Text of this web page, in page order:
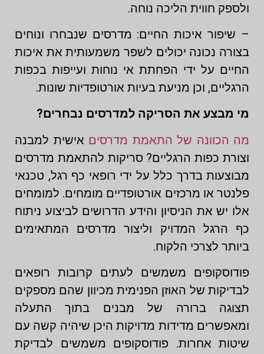
ולספק חווית הליכה נוחה.
– שיפור איכות החיים: מדרסים שנבחרו ונוחים
בצורה נכונה יכולים לשפר משמעותית את איכות
החיים על ידי הפחתת אי נוחות ועייפות בכפות
הרגליים, וכן מניעת בעיות אורטופדיות שונות.
מי מבצע את הסריקה למדרסים נבחרים?
מה הכוונה של התאמת מדרסים אישית למבנה
וצורת כפות הרגליים? סריקות להתאמת מדרסים
מבוצעות בדרך כלל על ידי רופאי כף רגל, טכנאי
פלנטר או מרכזים אורטופדיים מומחים. למומחים
אלו יש את הניסיון והידע הדרושים לביצוע ניתוח
כף הרגל המדויק וליצור מדרסים המתאימים
ביותר לצרכי הלקוח.
פודוסקופים משמשים לעתים קרובות רופאים
לבדיקות של האוזן הפנימית מכיוון שהם מספקים
תצוגה ברורה של מבנים בתוך התעלה
ומאפשרים מדידות מדויקות היכן שיהיה קשה עם
שיטות אחרות. פודוסקופים משמשים לבדיקת